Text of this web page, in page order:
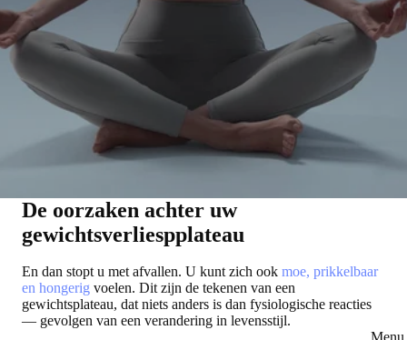
Menu
De oorzaken achter uw
gewichtsverliespplateau
En dan stopt u met afvallen. U kunt zich ook moe, prikkelbaar
en hongerig voelen. Dit zijn de tekenen van een
gewichtsplateau, dat niets anders is dan fysiologische reacties
— gevolgen van een verandering in levensstijl.